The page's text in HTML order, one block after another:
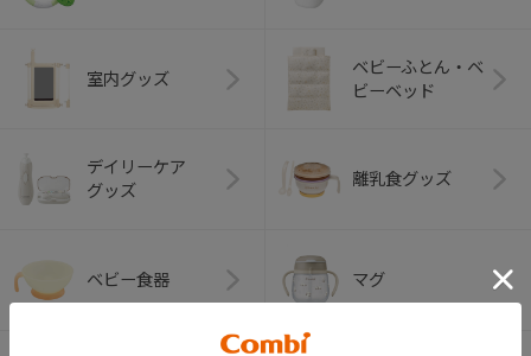
室内グッズ
ベビーふとん・ベ
ビーベッド
デイリーケア
グッズ
離乳食グッズ
ベビー食器 マグ